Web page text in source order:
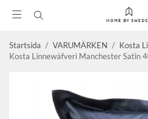
Startsida / VARUMÄRKEN / Kosta
Kosta Linnewäfveri Manchester Satin